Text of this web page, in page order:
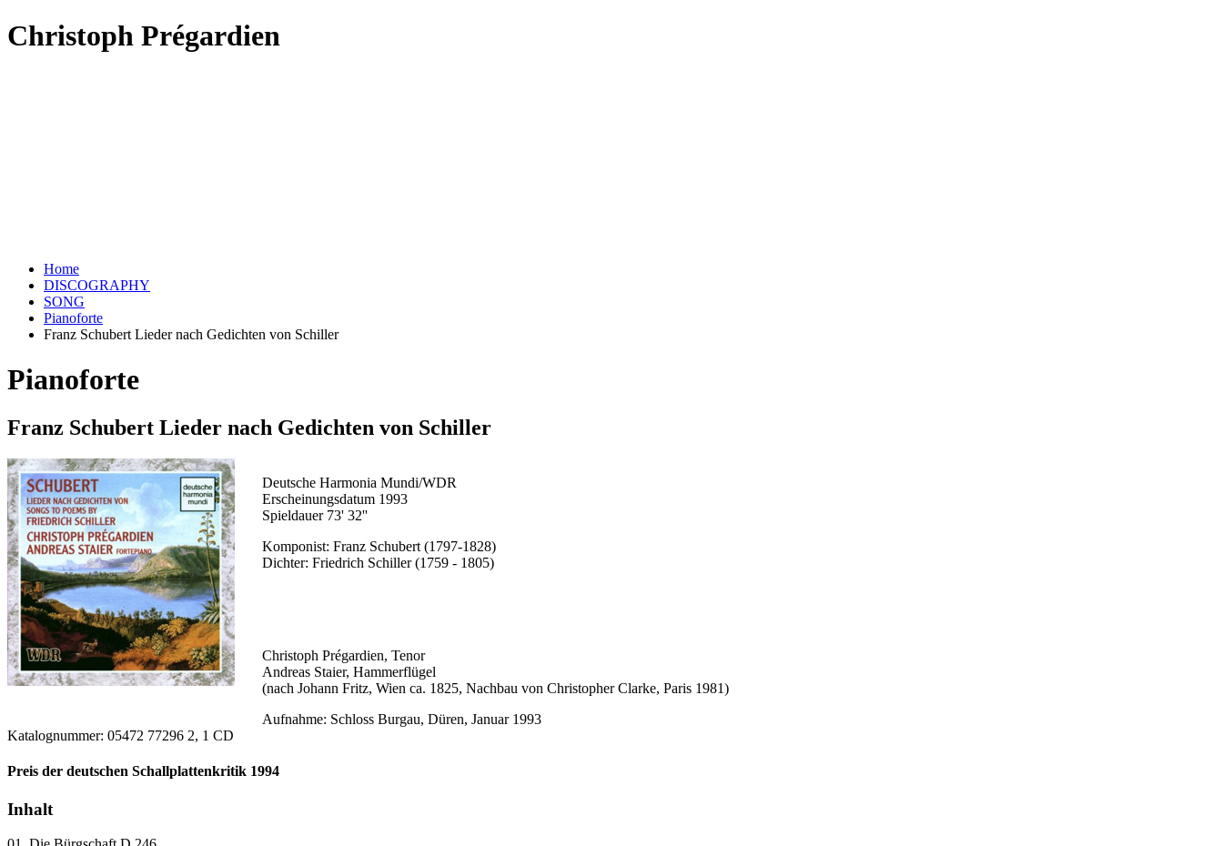
Christoph Prégardien
Home
DISCOGRAPHY
SONG
Pianoforte
Franz Schubert Lieder nach Gedichten von Schiller
Pianoforte
Franz Schubert Lieder nach Gedichten von Schiller
Deutsche Harmonia Mundi/WDR
Erscheinungsdatum 1993
Spieldauer 73' 32''
Komponist: Franz Schubert (1797-1828)
Dichter: Friedrich Schiller (1759 - 1805)
Christoph Prégardien, Tenor
Andreas Staier, Hammerflügel
(nach Johann Fritz, Wien ca. 1825, Nachbau von Christopher Clarke, Paris 1981)
Aufnahme: Schloss Burgau, Düren, Januar 1993
Katalognummer: 05472 77296 2, 1 CD
Preis der deutschen Schallplattenkritik 1994
Inhalt